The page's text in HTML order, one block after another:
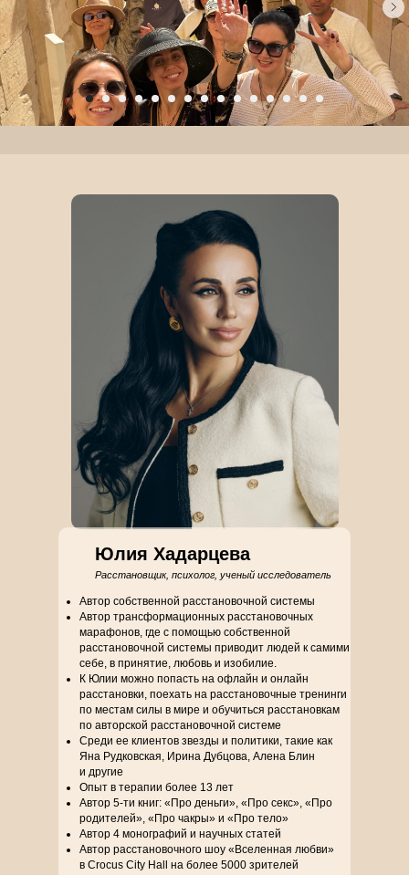
Юлия Хадарцева
Расстановщик, психолог, ученый исследователь
Автор собственной расстановочной системы
Автор трансформационных расстановочных
марафонов, где с помощью собственной
расстановочной системы приводит людей к самими
себе, в принятие, любовь и изобилие.
К Юлии можно попасть на офлайн и онлайн
расстановки, поехать на расстановочные тренинги
по местам силы в мире и обучиться расстановкам
по авторской расстановочной системе
⁠Среди ее клиентов звезды и политики, такие как
Яна Рудковская, Ирина Дубцова, Алена Блин
и другие
⁠Опыт в терапии более 13 лет
Автор 5-ти книг: «Про деньги», «Про секс», «Про
родителей», «Про чакры» и «Про тело»
Автор 4 монографий и научных статей
Автор расстановочного шоу «Вселенная любви»
в Crocus City Hall на более 5000 зрителей